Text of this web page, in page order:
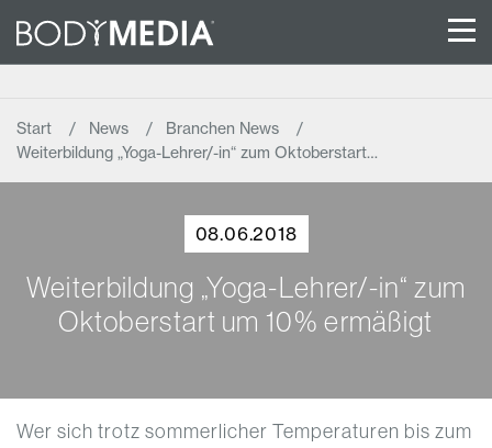
Start News
Branchen News
Weiterbildung „Yoga-Lehrer/-in“ zum Oktoberstart…
08.06.2018
Weiterbildung „Yoga-Lehrer/-in“ zum
Oktoberstart um 10% ermäßigt
Wer sich trotz sommerlicher Temperaturen bis zum